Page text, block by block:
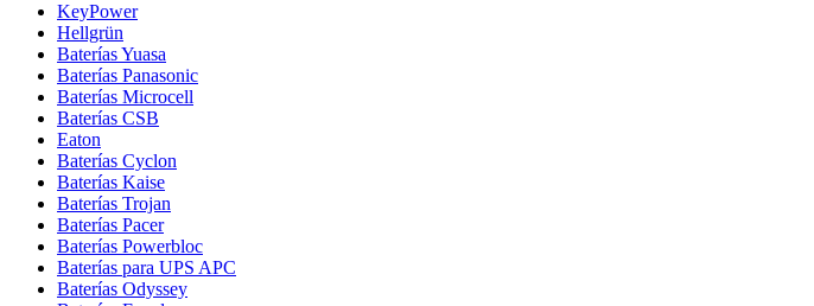
KeyPower
Hellgrün
Baterías Yuasa
Baterías Panasonic
Baterías Microcell
Baterías CSB
Eaton
Baterías Cyclon
Baterías Kaise
Baterías Trojan
Baterías Pacer
Baterías Powerbloc
Baterías para UPS APC
Baterías Odyssey